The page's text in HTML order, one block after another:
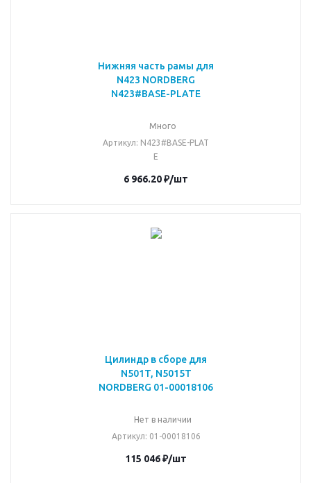
Нижняя часть рамы для
N423 NORDBERG
N423#BASE-PLATE
Много
Артикул: N423#BASE-PLAT
E
6 966.20₽/шт
Цилиндр в сборе для
N501T, N5015T
NORDBERG 01-00018106
Нет в наличии
Артикул: 01-00018106
115 046₽/шт